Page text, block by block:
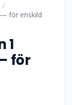
/
för enskild
1
för